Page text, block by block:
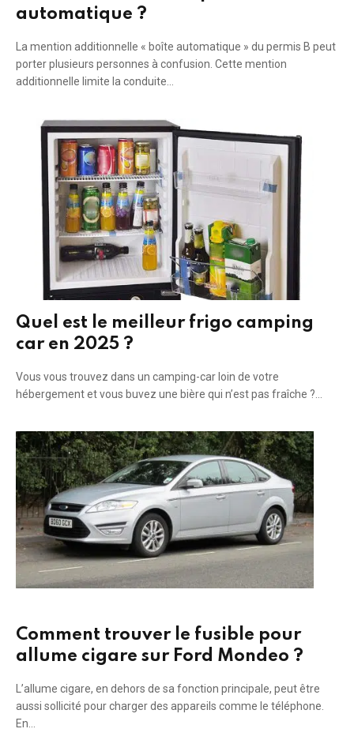
automatique ?
La mention additionnelle « boîte automatique » du permis B peut
porter plusieurs personnes à confusion. Cette mention
additionnelle limite la conduite…
Quel est le meilleur frigo camping
car en 2025 ?
Vous vous trouvez dans un camping-car loin de votre
hébergement et vous buvez une bière qui n’est pas fraîche ?…
Comment trouver le fusible pour
allume cigare sur Ford Mondeo ?
L’allume cigare, en dehors de sa fonction principale, peut être
aussi sollicité pour charger des appareils comme le téléphone.
En…